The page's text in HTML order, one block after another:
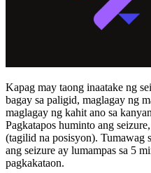
Kapag may taong inaatake ng
bagay sa paligid, maglagay ng
maglagay ng kahit ano sa
Pagkatapos huminto ang
(tagilid na posisyon). Tumawag
ang seizure ay lumampas sa 5
pagkakataon.